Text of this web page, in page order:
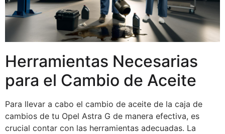
Herramientas Necesarias
para el Cambio de Aceite
Para llevar a cabo el cambio de aceite de la caja de
cambios de tu Opel Astra G de manera efectiva, es
crucial contar con las herramientas adecuadas. La